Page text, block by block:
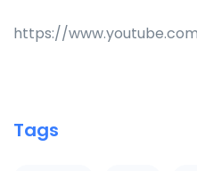
https://
Tags